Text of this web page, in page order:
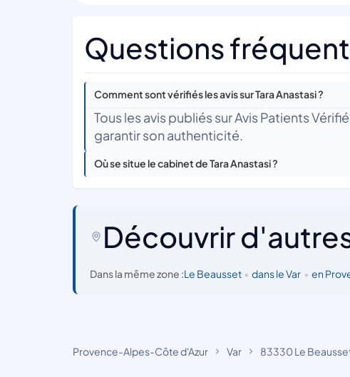
Questions
Comment sont vérifiés les avis sur Tara Anastasi ?
Tous les avis publiés sur Avis Patients
garantir son authenticité.
Où se situe le cabinet de Tara Anastasi ?
Découvrir
Dans la même zone :Le Beausset • dans le Var • en
Provence-Alpes-Côte d'Azur Var 83330 Le